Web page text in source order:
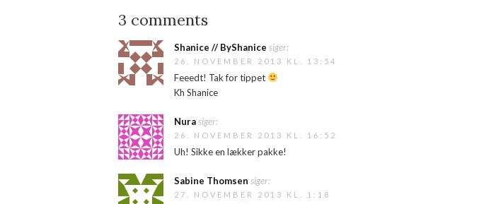
3 comments
Shanice // ByShanice siger:
26. NOVEMBER 2013 KL. 13:54
Feeedt! Tak for tippet
Kh Shanice
Nurasiger:
26. NOVEMBER 2013 KL. 16:52
Uh! Sikke en lækker pakke!
Sabine Thomsen siger:
27. NOVEMBER 2013 KL. 1:18